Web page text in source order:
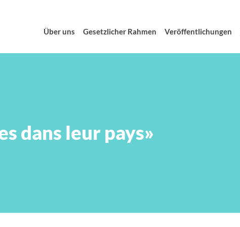
Über uns Gesetzlicher Rahmen Veröffentlichungen
dans leur pays»